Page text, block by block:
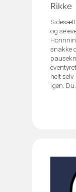
Rikke
og se
snakke
helt
igen. Du...